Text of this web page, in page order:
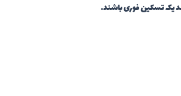
یک تسکین فوری باشند.